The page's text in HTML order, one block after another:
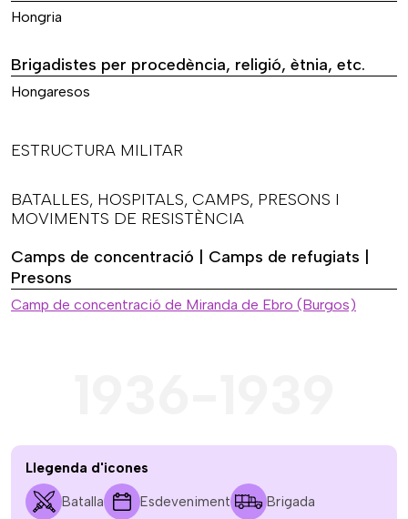
Hongria
Brigadistes per procedència, religió, ètnia, etc.
Hongaresos
ESTRUCTURA MILITAR
BATALLES, HOSPITALS, CAMPS, PRESONS I
MOVIMENTS DE RESISTÈNCIA
Camps de concentració | Camps de refugiats |
Presons
Camp de concentració de Miranda de Ebro (Burgos)
Llegenda d'icones
Batalla Esdeveniment Brigada